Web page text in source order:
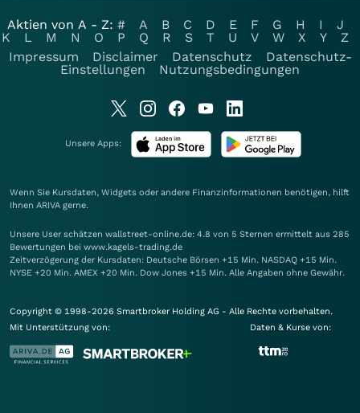
Aktien von A - Z: # A B C D E F G H I
J
K
L M N O P Q R S T U V W X Y
Z
Impressum
Disclaimer Datenschutz
Datenschutz-
Einstellungen
Nutzungsbedingungen
Unsere Apps:
Wenn Sie Kursdaten, Widgets oder andere Finanzinformationen benötigen, hilft
Ihnen ARIVA gerne.
Unsere User schätzen wallstreet-online.de: 4.8 von 5 Sternen ermittelt aus 285
Bewertungen bei www.kagels-trading.de
Zeitverzögerung der Kursdaten: Deutsche Börsen +15 Min. NASDAQ +15 Min.
NYSE +20 Min. AMEX +20 Min. Dow Jones +15 Min. Alle Angaben ohne Gewähr.
Copyright © 1998-2026 Smartbroker Holding AG - Alle Rechte vorbehalten.
Mit Unterstützung von:
Daten & Kurse von: